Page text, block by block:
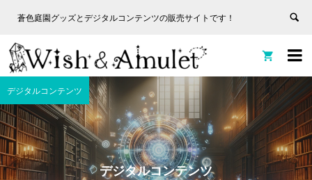
蒼色庭園グッズとデジタルコンテンツの販売サイトです！


デジタルコンテンツ
デジタルコンテンツ
蒼色庭園グッズとデジタルコンテンツの販売サイトです！
非表